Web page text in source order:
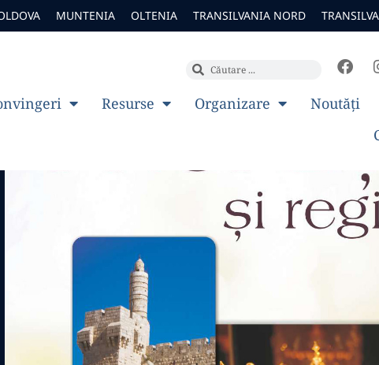
MUNTENIA OLTENIA TRANSILVANIA NORD
Resurse Organizare Noutăți